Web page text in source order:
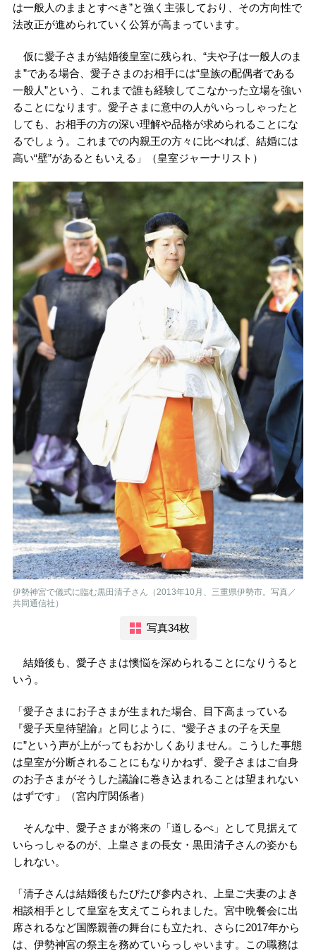
は一般人のままとすべき”と強く主張しており、その方向性で
法改正が進められていく公算が高まっています。
仮に愛子さまが結婚後皇室に残られ、“夫や子は一般人のま
ま”である場合、愛子さまのお相手には“皇族の配偶者である
一般人”という、これまで誰も経験してこなかった立場を強い
ることになります。愛子さまに意中の人がいらっしゃったと
しても、お相手の方の深い理解や品格が求められることにな
るでしょう。これまでの内親王の方々に比べれば、結婚には
高い“壁”があるともいえる」（皇室ジャーナリスト）
伊勢神宮で儀式に臨む黒田清子さん（2013年10月、三重県伊勢市。写真／
共同通信社）
写真34枚
結婚後も、愛子さまは懊悩を深められることになりうると
いう。
「愛子さまにお子さまが生まれた場合、目下高まっている
『愛子天皇待望論』と同じように、“愛子さまの子を天皇
に”という声が上がってもおかしくありません。こうした事態
は皇室が分断されることにもなりかねず、愛子さまはご自身
のお子さまがそうした議論に巻き込まれることは望まれない
はずです」（宮内庁関係者）
そんな中、愛子さまが将来の「道しるべ」として見据えて
いらっしゃるのが、上皇さまの長女・黒田清子さんの姿かも
しれない。
「清子さんは結婚後もたびたび参内され、上皇ご夫妻のよき
相談相手として皇室を支えてこられました。宮中晩餐会に出
席されるなど国際親善の舞台にも立たれ、さらに2017年から
は、伊勢神宮の祭主を務めていらっしゃいます。この職務は